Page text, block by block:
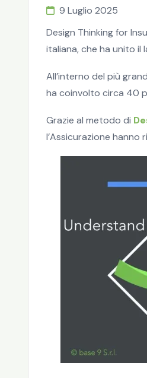
9 Luglio 2025
Design Thinking for
italiana, che ha unito il
All’interno del più
ha coinvolto circa 40
Grazie al metodo di
l’Assicurazione